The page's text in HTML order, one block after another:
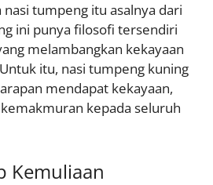
tumpeng itu asalnya dari
ini punya filosofi tersendiri
melambangkan kekayaan
itu, nasi tumpeng kuning
mendapat kekayaan,
kepada seluruh
Kemuliaan